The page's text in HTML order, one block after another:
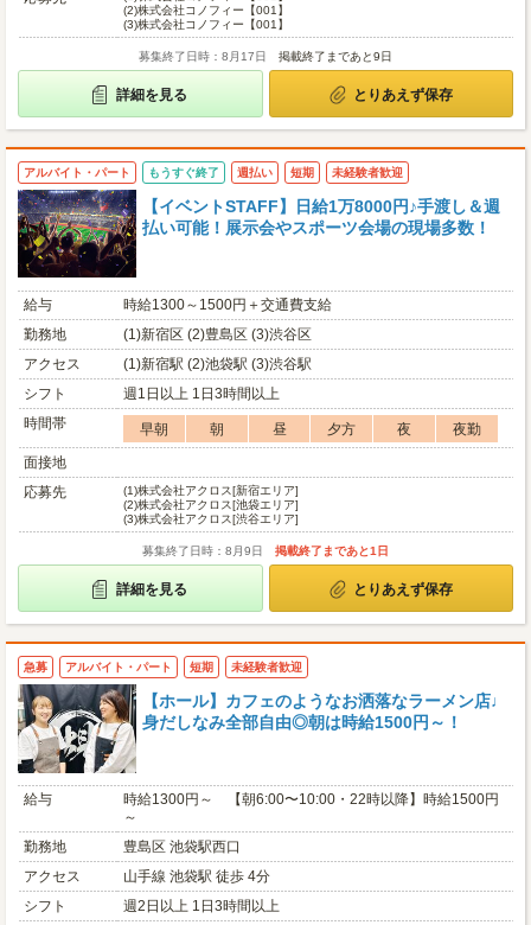
(2)株式会社コノフィー【001】
(3)株式会社コノフィー【001】
募集終了日時：8月17日 掲載終了まであと9日
詳細を見る とりあえず保存
アルバイト・パート もうすぐ終了 週払い 短期 未経験者歓迎
【イベントSTAFF】日給1万8000円♪手渡し＆週
払い可能！展示会やスポーツ会場の現場多数！
給与
時給1300～1500円＋交通費支給
勤務地
(1)新宿区 (2)豊島区 (3)渋谷区
アクセス
(1)新宿駅 (2)池袋駅 (3)渋谷駅
シフト
週1日以上 1日3時間以上
時間帯
早朝 朝 昼 夕方 夜
夜勤
面接地
応募先
(1)株式会社アクロス[新宿エリア]
(2)株式会社アクロス[池袋エリア]
(3)株式会社アクロス[渋谷エリア]
募集終了日時：8月9日 掲載終了まであと1日
詳細を見る とりあえず保存
急募 アルバイト・パート 短期 未経験者歓迎
【ホール】カフェのようなお洒落なラーメン店♩
身だしなみ全部自由◎朝は時給1500円～！
給与
時給1300円～ 【朝6:00〜10:00・22時以降】時給1500円
～
勤務地
豊島区 池袋駅西口
アクセス
山手線 池袋駅 徒歩 4分
シフト
週2日以上 1日3時間以上